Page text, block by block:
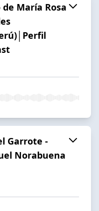
de María Rosa
Garrote -
Norabuena